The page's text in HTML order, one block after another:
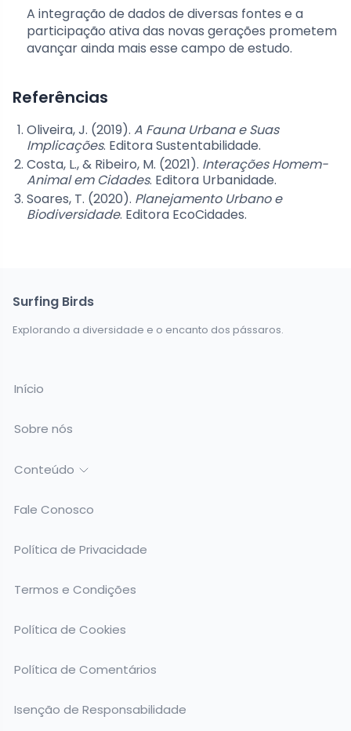
A integração de dados de diversas fontes e a
participação ativa das novas gerações prometem
avançar ainda mais esse campo de estudo.
Referências
Oliveira, J. (2019). A Fauna Urbana e Suas
Implicações. Editora Sustentabilidade.
Costa, L., & Ribeiro, M. (2021). Interações Homem-
Animal em Cidades. Editora Urbanidade.
Soares, T. (2020). Planejamento Urbano e
Biodiversidade. Editora EcoCidades.
Surfing Birds
Explorando a diversidade e o encanto dos pássaros.
Início
Sobre nós
Conteúdo
Fale Conosco
Política de Privacidade
Termos e Condições
Política de Cookies
Política de Comentários
Isenção de Responsabilidade